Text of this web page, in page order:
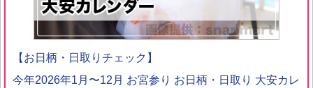
【お日柄・日取りチェック】
今年2026年1月〜12月 お宮参り お日柄・日取り 大安カレ